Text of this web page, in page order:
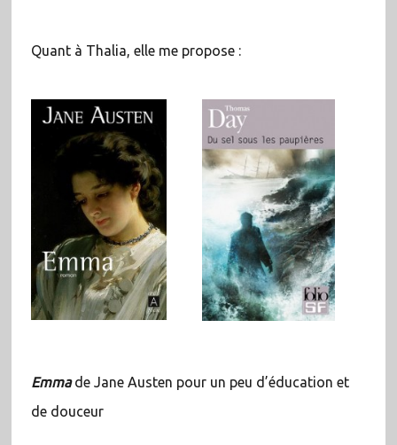
Quant à Thalia, elle me propose :
Emma de Jane Austen pour un peu d’éducation et
de douceur